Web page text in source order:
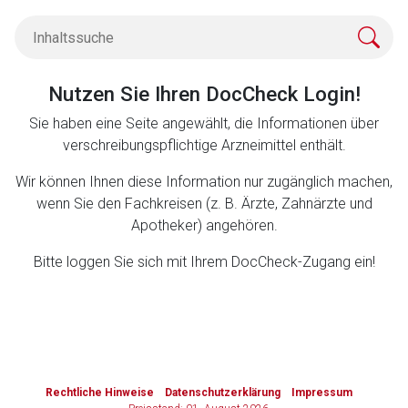
Nutzen Sie Ihren DocCheck Login!
Sie haben eine Seite angewählt, die Informationen über
verschreibungspflichtige Arzneimittel enthält.
Wir können Ihnen diese Information nur zugänglich machen,
wenn Sie den Fachkreisen (z. B. Ärzte, Zahnärzte und
Apotheker) angehören.
Bitte loggen Sie sich mit Ihrem DocCheck-Zugang ein!
Rechtliche Hinweise Datenschutzerklärung
Impressum
Zur Seite